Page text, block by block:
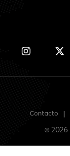
Contacto
© 2026